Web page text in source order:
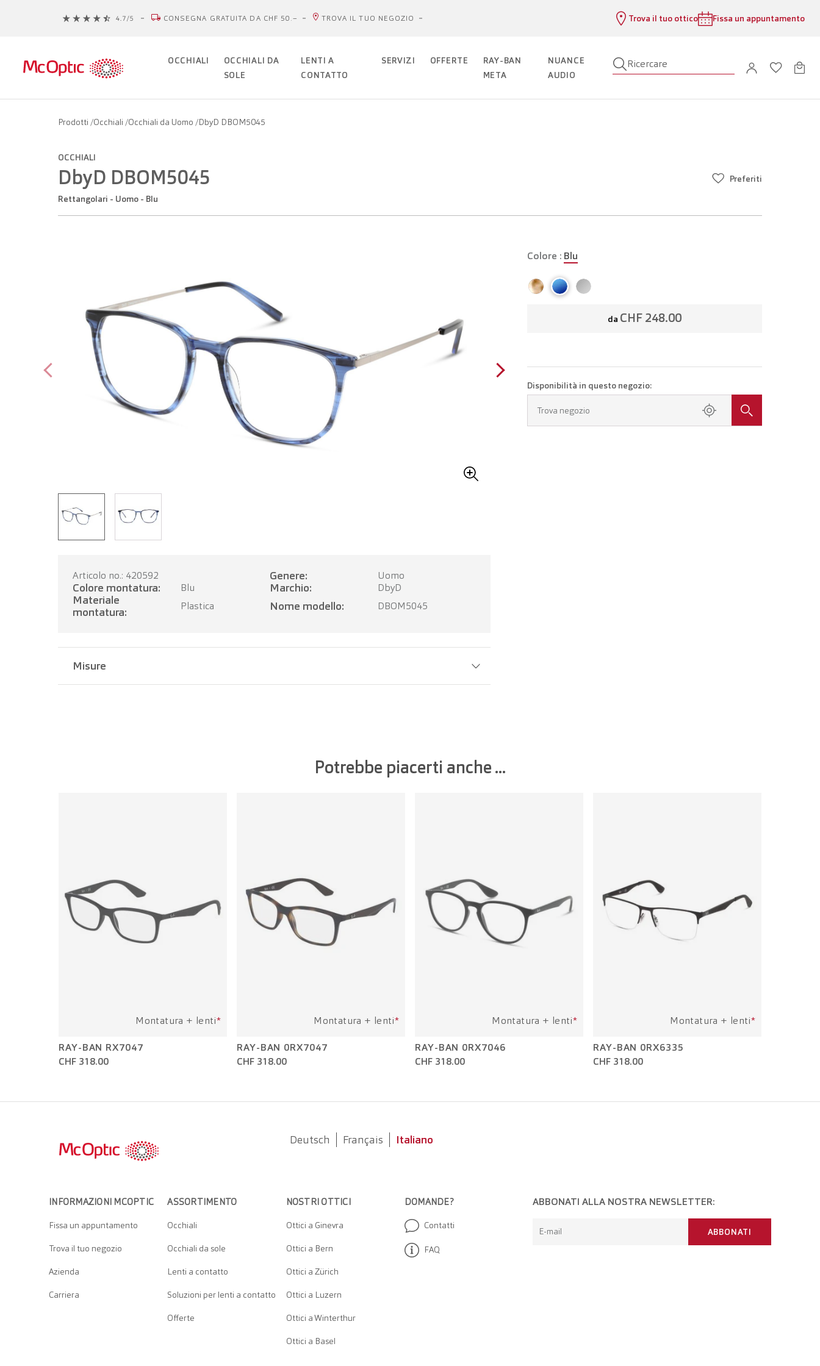
CONSEGNA GRATUITA DA CHF 50.– TROVA IL TUO NEGOZIO Trova il tuo ottico Fissa un appuntamento
OCCHIALI
OCCHIALI DA
SOLE
LENTI A
CONTATTO
SERVIZI OFFERTE
RAY-BAN
META
NUANCE
AUDIO
Ricercare
Prodotti /Occhiali /Occhiali da Uomo /DbyD DBOM5045
OCCHIALI
DbyD DBOM5045
Rettangolari - Uomo - Blu
Preferiti
Colore : Blu
da CHF 248.00
Disponibilità in questo negozio:
Trova negozio
Articolo no.: 420592 Genere: Uomo
Colore montatura: Blu Marchio: DbyD
Materiale
montatura:
Plastica Nome modello: DBOM5045
Misure
Potrebbe piacerti anche ...
Montatura + lenti*
RAY-BAN RX7047
CHF 318.00
Montatura + lenti*
RAY-BAN 0RX7047
CHF 318.00
Montatura + lenti*
RAY-BAN 0RX7046
CHF 318.00
Montatura + lenti*
RAY-BAN 0RX6335
CHF 318.00
Deutsch Français Italiano
INFORMAZIONI MCOPTIC
Fissa un appuntamento
Trova il tuo negozio
Azienda
Carriera
ASSORTIMENTO
Occhiali
Occhiali da sole
Lenti a contatto
Soluzioni per lenti a contatto
Offerte
NOSTRI OTTICI
Ottici a Ginevra
Ottici a Bern
Ottici a Zürich
Ottici a Luzern
Ottici a Winterthur
Ottici a Basel
DOMANDE?
Contatti
FAQ
ABBONATI ALLA NOSTRA NEWSLETTER:
E-mail ABBONATI